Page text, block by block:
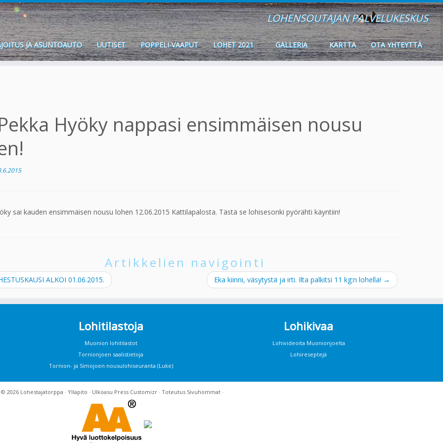
LOHENSOUTAJAN PALVELUKESKUS
JA ASUNTOAUTO UUTISET POPPELI-VAAPUT LOHET 2021 GALLERIA KARTTA OTA YHTEYTTÄ
Hyöky nappasi ensimmäisen nousu
sai kauden ensimmäisen nousu lohen 12.06.2015 Kattilapalosta. Tästä se lohisesonki pyörähti käyntiin!
Artikkelien navigointi
ALKOI 01.06.2015. Eka kiinni, väsytystä ja irti. Ilta palkitsi 11 kg:n lohella! →
Lohitilastoja
Muonion lohitilastot
Tornionjoen saalistietoja
Tornion- ja Simojoen nousulohiseuranta (Luke)
Lohikivaa
Lohivideoita Muonionjoelta
Lohireseptejä
© 2026 Lohestajatorppa · Yllapito · Ulkoasu Press Customizr · Toteutus Sivuhommat ·